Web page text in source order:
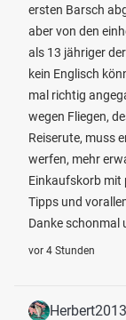
ersten Barsch
aber von den
als 13 jähriger
kein Englisch
mal richtig
wegen Fliegen,
Reiserute, muss
werfen, mehr
Einkaufskorb mit
Tipps und
Danke schonmal
vor 4 Stunden
Herbert2013